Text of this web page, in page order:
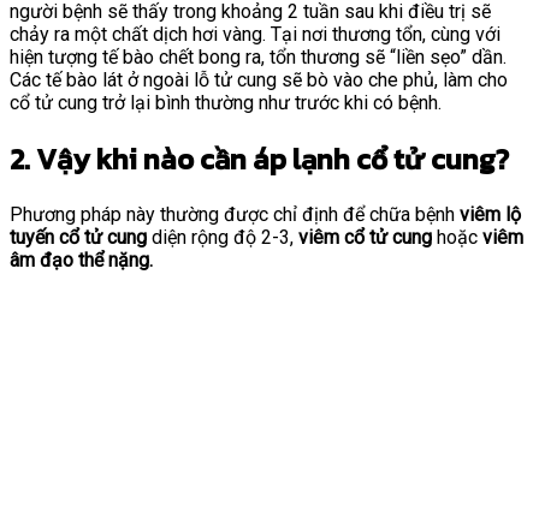
người bệnh sẽ thấy trong khoảng 2 tuần sau khi điều trị sẽ
chảy ra một chất dịch hơi vàng. Tại nơi thương tổn, cùng với
hiện tượng tế bào chết bong ra, tổn thương sẽ “liền sẹo” dần.
Các tế bào lát ở ngoài lỗ tử cung sẽ bò vào che phủ, làm cho
cổ tử cung trở lại bình thường như trước khi có bệnh.
2. Vậy khi nào cần áp lạnh cổ tử cung?
Phương pháp này thường được chỉ định để chữa bệnh viêm lộ
tuyến cổ tử cung diện rộng độ 2-3, viêm cổ tử cung hoặc viêm
âm đạo thể nặng.